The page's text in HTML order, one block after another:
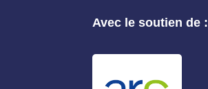
Avec le soutien de :